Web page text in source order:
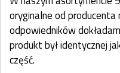
oryginalne od producenta
odpowiedników
produkt był identycznej
część.